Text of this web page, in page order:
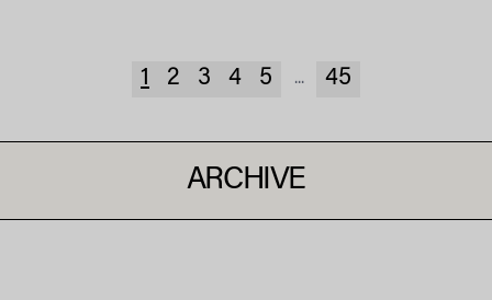
1 2 3 4 5 ... 45
ARCHIVE